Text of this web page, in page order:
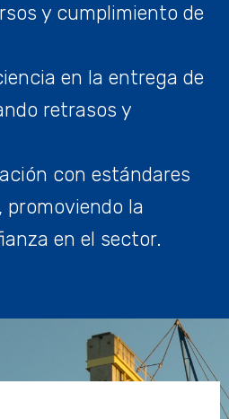
y cumplimiento de
en la entrega de
retrasos y
con estándares
la
en el sector.